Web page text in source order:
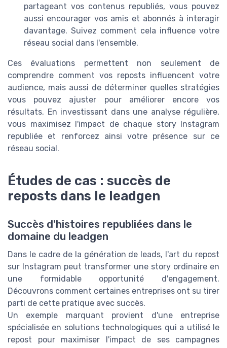
partageant vos contenus republiés, vous pouvez
aussi encourager vos amis et abonnés à interagir
davantage. Suivez comment cela influence votre
réseau social dans l'ensemble.
Ces évaluations permettent non seulement de
comprendre comment vos reposts influencent votre
audience, mais aussi de déterminer quelles stratégies
vous pouvez ajuster pour améliorer encore vos
résultats. En investissant dans une analyse régulière,
vous maximisez l'impact de chaque story Instagram
republiée et renforcez ainsi votre présence sur ce
réseau social.
Études de cas : succès de
reposts dans le leadgen
Succès d'histoires republiées dans le
domaine du leadgen
Dans le cadre de la génération de leads, l'art du repost
sur Instagram peut transformer une story ordinaire en
une formidable opportunité d'engagement.
Découvrons comment certaines entreprises ont su tirer
parti de cette pratique avec succès.
Un exemple marquant provient d'une entreprise
spécialisée en solutions technologiques qui a utilisé le
repost pour maximiser l'impact de ses campagnes